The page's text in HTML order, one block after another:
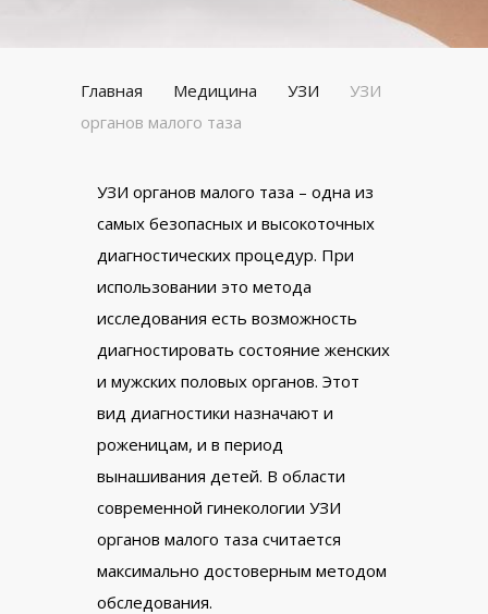
Главная Медицина УЗИ
УЗИ
органов малого таза
УЗИ органов малого таза – одна из
самых безопасных и высокоточных
диагностических процедур. При
использовании это метода
исследования есть возможность
диагностировать состояние женских
и мужских половых органов. Этот
вид диагностики назначают и
роженицам, и в период
вынашивания детей. В области
современной гинекологии УЗИ
органов малого таза считается
максимально достоверным методом
обследования.